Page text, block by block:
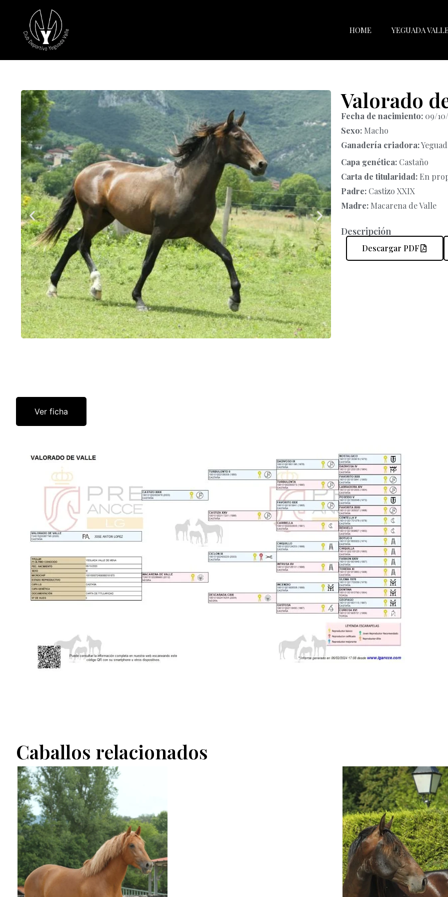
HOME YEGUADA
Valorado
Fecha de nacimiento: 09/
Sexo: Macho
Ganadería criadora:
Capa genética: Castaño
Carta de titularidad: En
Padre: Castizo XXIX
Madre: Macarena de Valle
Descripción
Descargar PDF
Ver ficha
Caballos relacionados